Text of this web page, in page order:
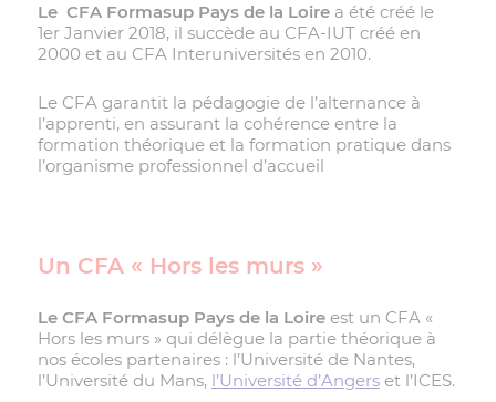
Le CFA Formasup Pays de la Loire a été créé le
1er Janvier 2018, il succède au CFA-IUT créé en
2000 et au CFA Interuniversités en 2010.
Le CFA garantit la pédagogie de l’alternance à
l’apprenti, en assurant la cohérence entre la
formation théorique et la formation pratique dans
l’organisme professionnel d’accueil
Un CFA « Hors les murs »
Le CFA Formasup Pays de la Loire est un CFA «
Hors les murs » qui délègue la partie théorique à
nos écoles partenaires : l’Université de Nantes,
l’Université du Mans, l’Université d’Angers et l’ICES.